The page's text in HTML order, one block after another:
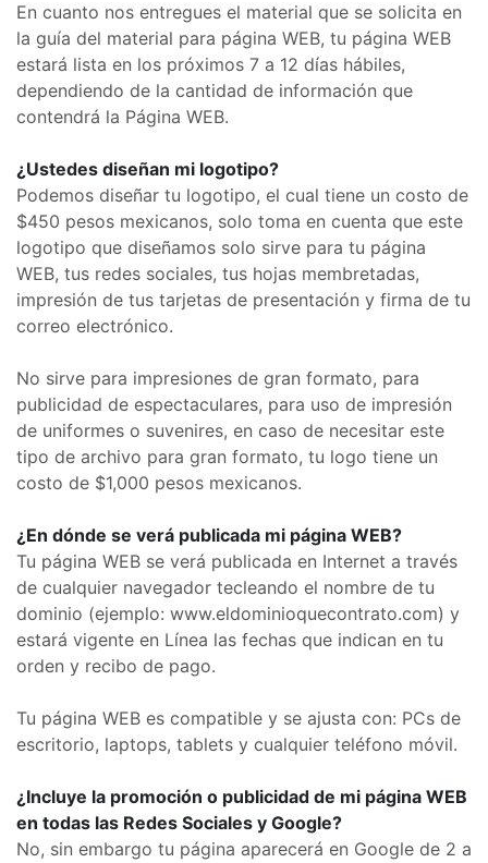
En cuanto nos entregues el material que se solicita en
la guía del material para página WEB, tu página WEB
estará lista en los próximos 7 a 12 días hábiles,
dependiendo de la cantidad de información que
contendrá la Página WEB.
¿Ustedes diseñan mi logotipo?
Podemos diseñar tu logotipo, el cual tiene un costo de
$450 pesos mexicanos, solo toma en cuenta que este
logotipo que diseñamos solo sirve para tu página
WEB, tus redes sociales, tus hojas membretadas,
impresión de tus tarjetas de presentación y firma de tu
correo electrónico.
No sirve para impresiones de gran formato, para
publicidad de espectaculares, para uso de impresión
de uniformes o suvenires, en caso de necesitar este
tipo de archivo para gran formato, tu logo tiene un
costo de $1,000 pesos mexicanos.
¿En dónde se verá publicada mi página WEB?
Tu página WEB se verá publicada en Internet a través
de cualquier navegador tecleando el nombre de tu
dominio (ejemplo: www.eldominioquecontrato.com) y
estará vigente en Línea las fechas que indican en tu
orden y recibo de pago.
Tu página WEB es compatible y se ajusta con: PCs de
escritorio, laptops, tablets y cualquier teléfono móvil.
¿Incluye la promoción o publicidad de mi página WEB
en todas las Redes Sociales y Google?
No, sin embargo tu página aparecerá en Google de 2 a